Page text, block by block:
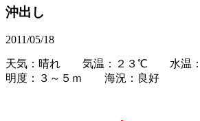
沖出し
2011/05/18
天気：晴れ 気温：２３℃ 水温
明度：３～５ｍ 海況：良好